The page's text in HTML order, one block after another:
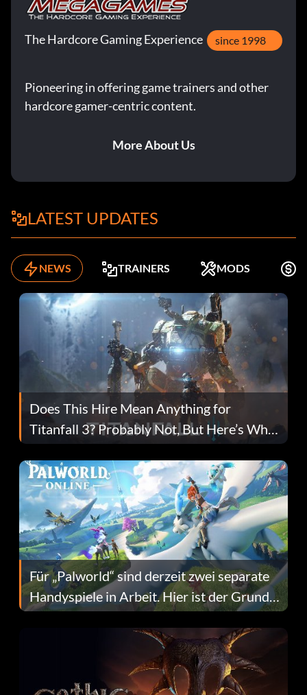
The Hardcore Gaming Experience since 1998
Pioneering in offering game trainers and other
hardcore gamer-centric content.
More About Us
LATEST UPDATES
NEWS TRAINERS MODS
Does This Hire Mean Anything for
Titanfall 3? Probably Not, But Here’s Why
Fans Are Hopeful
Für „Palworld“ sind derzeit zwei separate
Handyspiele in Arbeit. Hier ist der Grund
dafür.